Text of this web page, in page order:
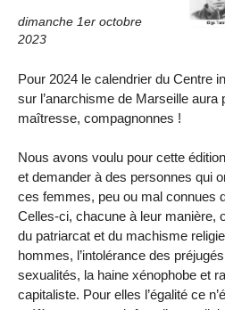
dimanche 1er octobre
2023
Pour 2024 le calendrier du Centre
sur l’anarchisme de Marseille
maîtresse, compagnonnes !
Nous avons voulu pour cette
et demander à des personnes qui
ces femmes, peu ou mal connues
Celles-ci, chacune à leur manière,
du patriarcat et du machisme
hommes, l’intolérance des
sexualités, la haine xénophobe et
capitaliste. Pour elles l’égalité ce